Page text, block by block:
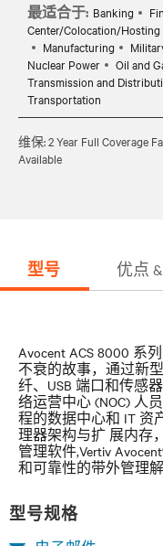
最适合于: Banking
Center/Colocation/Hosting
Manufacturing
Nuclear Power
Oil and
Transmission and
Transportation
维保: 2 Year Full Coverage
Available
型号 优点
Avocent ACS 8000 系
不衰的故事，通过新
纤、USB 端口和传感
络运营中心 (NOC) 人
程的数据中心和 IT 资
理器架构与扩 展内存
管理软件,Vertiv
和可靠性的带外管理
型号规格